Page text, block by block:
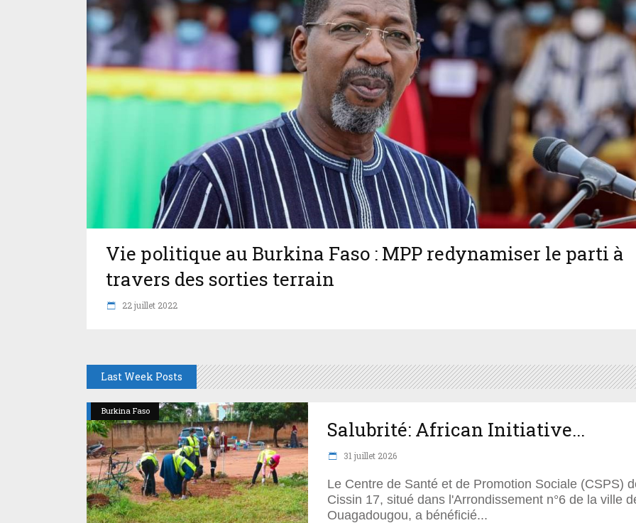
Vie politique au Burkina Faso : MPP redynamiser le parti à
travers des sorties terrain
22 juillet 2022
Last Week Posts
Burkina Faso
Salubrité: African Initiative...
31 juillet 2026
Le Centre de Santé et de Promotion Sociale (CSPS)
Cissin 17, situé dans l'Arrondissement n°6 de la ville
Ouagadougou, a bénéficié